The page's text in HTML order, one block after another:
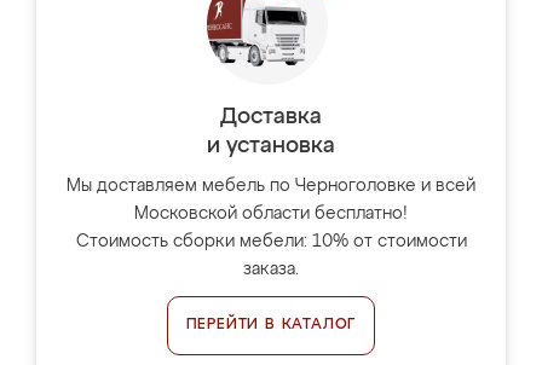
Доставка
и установка
Мы доставляем мебель по Черноголовке и всей
Московской области бесплатно!
Стоимость сборки мебели: 10% от стоимости
заказа.
ПЕРЕЙТИ В КАТАЛОГ